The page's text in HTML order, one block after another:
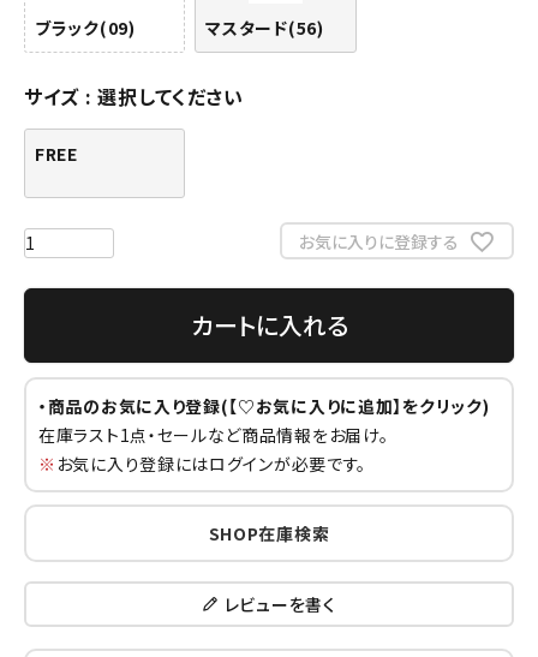
ブラック(09) マスタード(56)
サイズ 選択してください
FREE
お気に入りに登録する
カートに入れる
・商品のお気に入り登録(【♡お気に入りに追加】をクリック)
在庫ラスト1点・セールなど商品情報をお届け。
※ お気に入り登録にはログインが必要です。
SHOP在庫検索
レビューを書く